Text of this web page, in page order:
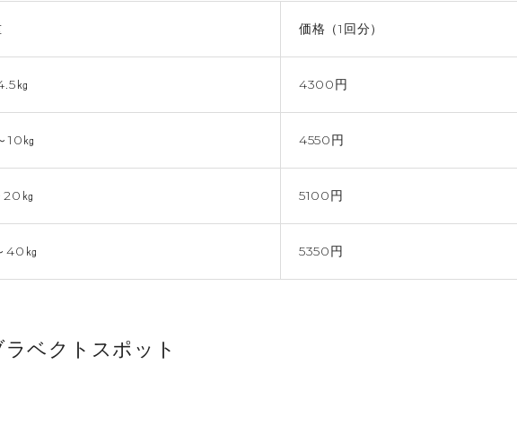
価格（1回分）
㎏ 4300円
10㎏ 4550円
20㎏ 5100円
40㎏ 5350円
ラベクトスポット